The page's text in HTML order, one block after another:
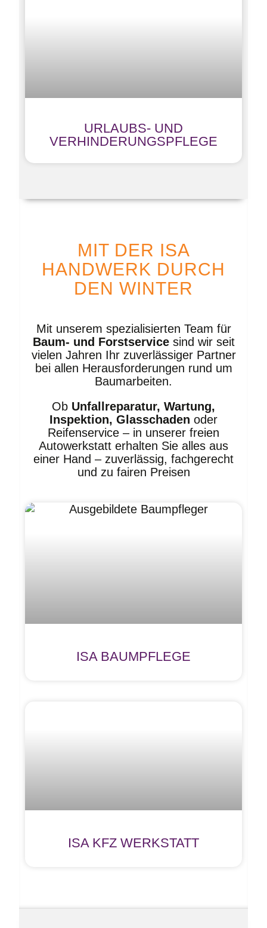
URLAUBS- UND
VERHINDERUNGSPFLEGE
MIT DER ISA
HANDWERK DURCH
DEN WINTER
Mit unserem spezialisierten Team für
Baum- und Forstservicesind wir seit
vielen Jahren Ihr zuverlässiger Partner
bei allen Herausforderungen rund um
Baumarbeiten.
Ob Unfallreparatur, Wartung,
Inspektion, Glasschaden oder
Reifenservice – in unserer freien
Autowerkstatt erhalten Sie alles aus
einer Hand – zuverlässig, fachgerecht
und zu fairen Preisen
ISA BAUMPFLEGE
ISA KFZ WERKSTATT